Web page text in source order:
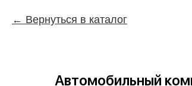
Вернуться в каталог
Автомобильный